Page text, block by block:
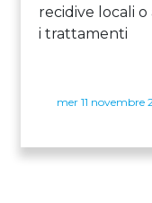
recidive locali
i trattamenti
mer 11 novembre